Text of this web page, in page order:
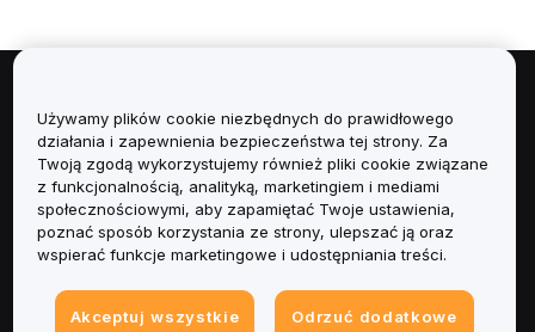
Informacje
Usługi
Obsługa Klienta
Używamy plików cookie niezbędnych do prawidłowego
działania i zapewnienia bezpieczeństwa tej strony. Za
Twoją zgodą wykorzystujemy również pliki cookie związane
z funkcjonalnością, analityką, marketingiem i mediami
społecznościowymi, aby zapamiętać Twoje ustawienia,
poznać sposób korzystania ze strony, ulepszać ją oraz
wspierać funkcje marketingowe i udostępniania treści.
Akceptuj wszystkie
Odrzuć dodatkowe